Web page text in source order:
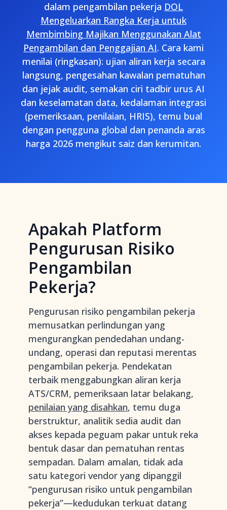
dalam pengambilan pekerja DOL
Mengeluarkan Rangka Kerja untuk
Membimbing Majikan Menggunakan Alat
Pengambilan dan Penggajian AI. Cara kami
menilai (ringkasan): ujian aliran kerja secara
langsung, pengesahan kawalan pematuhan
dan jejak audit, semakan ciri tadbir urus AI
dan keselamatan data, kedalaman integrasi
(pemeriksaan, penilaian, HRIS), temu bual
dengan pengguna global dan penanda aras
harga 2026 mengikut saiz dan kerumitan.
Apakah Platform
Pengurusan Risiko
Pengambilan
Pekerja?
Pengurusan risiko pengambilan pekerja
memusatkan perlindungan yang
mengurangkan pendedahan undang-
undang, operasi dan reputasi merentas
pengambilan pekerja. Pendekatan
terbaik menggabungkan aliran kerja
ATS/CRM, pemeriksaan latar belakang,
penilaian yang disahkan, temu duga
berstruktur, analitik sedia audit dan
akses kepada peguam pakar untuk reka
bentuk dasar dan pematuhan rentas
sempadan. Dalam amalan, tidak ada
satu kategori vendor yang dipanggil
“pengurusan risiko untuk pengambilan
pekerja”—kedudukan terkuat datang